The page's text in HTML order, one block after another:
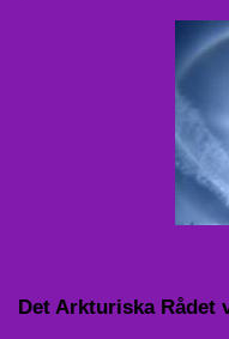
Det Arkturiska Rådet